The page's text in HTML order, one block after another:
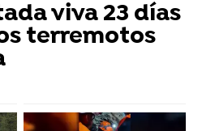
viva 23 días
terremotos